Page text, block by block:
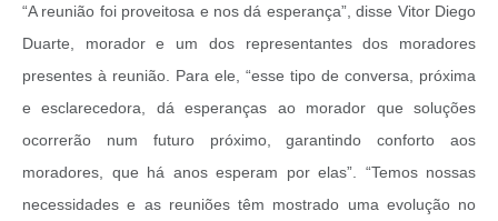
“A reunião foi proveitosa e nos dá esperança”, disse Vitor Diego
Duarte, morador e um dos representantes dos moradores
presentes à reunião. Para ele, “esse tipo de conversa, próxima
e esclarecedora, dá esperanças ao morador que soluções
ocorrerão num futuro próximo, garantindo conforto aos
moradores, que há anos esperam por elas”. “Temos nossas
necessidades e as reuniões têm mostrado uma evolução no